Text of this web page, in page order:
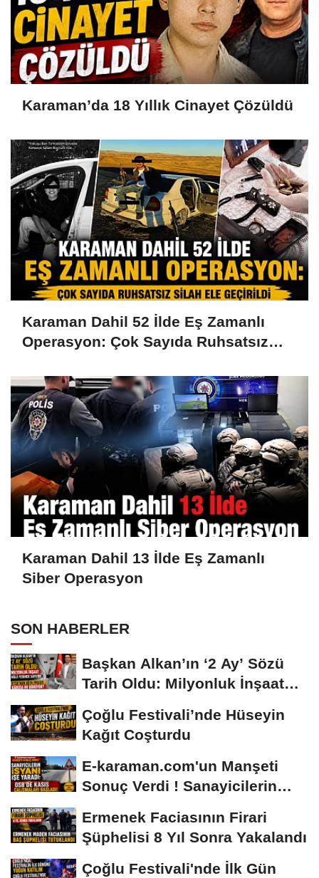
Karaman’da 18 Yıllık Cinayet Çözüldü
Karaman Dahil 52 İlde Eş Zamanlı
Operasyon: Çok Sayıda Ruhsatsız
Karaman Dahil 13 İlde Eş Zamanlı
Siber Operasyon
SON HABERLER
Başkan Alkan’ın ‘2 Ay’ Sözü
Tarih Oldu: Milyonluk İnşaat
Çoğlu Festivali’nde Hüseyin
Kağıt Coşturdu
E-karaman.com'un Manşeti
Sonuç Verdi ! Sanayicilerin
Ermenek Faciasının Firari
Şüphelisi 8 Yıl Sonra Yakalandı
Çoğlu Festivali'nde İlk Gün